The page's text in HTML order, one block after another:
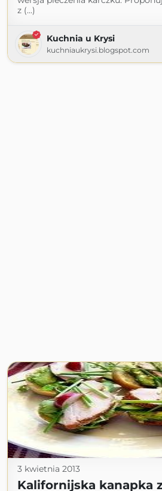
z (...)
Kuchnia u Krysi
kuchniaukrysi.blogspot.com
3 kwietnia 2013
Kalifornijska kanapka